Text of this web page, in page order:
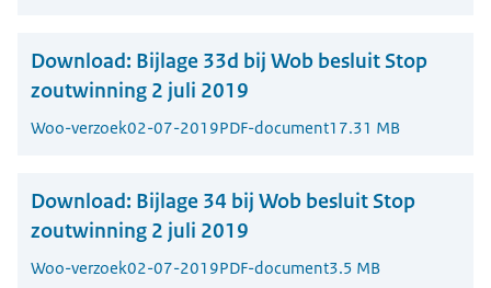
Download: Bijlage 33d bij Wob besluit Stop
zoutwinning 2 juli 2019
Woo-verzoek02-07-2019PDF-document17.31 MB
Download: Bijlage 34 bij Wob besluit Stop
zoutwinning 2 juli 2019
Woo-verzoek02-07-2019PDF-document3.5 MB